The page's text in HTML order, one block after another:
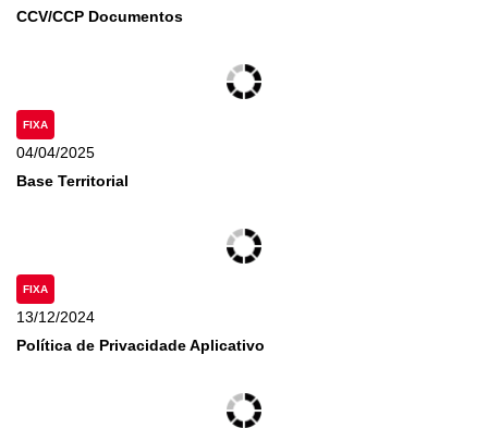
CCV/CCP Documentos
FIXA
04/04/2025
Base Territorial
FIXA
13/12/2024
Política de Privacidade Aplicativo